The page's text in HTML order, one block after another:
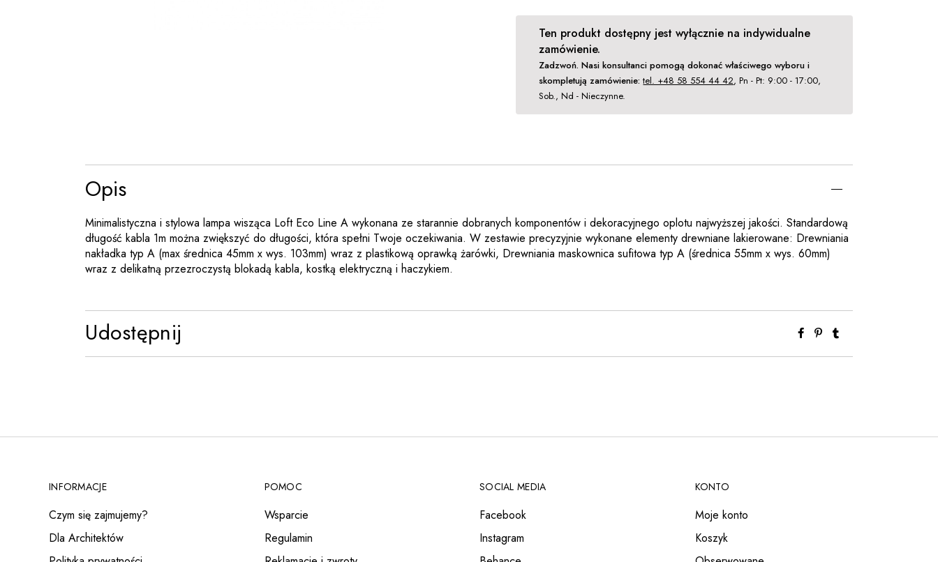
Ten produkt dostępny jest wyłącznie na indywidualne
zamówienie.
Zadzwoń. Nasi konsultanci pomogą dokonać właściwego wyboru i
skompletują zamówienie: tel. +48 58 554 44 42, Pn - Pt: 9:00 - 17:00,
Sob., Nd - Nieczynne.
Opis
Minimalistyczna i stylowa lampa wisząca Loft Eco Line A wykonana ze starannie dobranych komponentów i dekoracyjnego oplotu najwyższej jakości. Standardową
długość kabla 1m można zwiększyć do długości, która spełni Twoje oczekiwania. W zestawie precyzyjnie wykonane elementy drewniane lakierowane: Drewniania
nakładka typ A (max średnica 45mm x wys. 103mm) wraz z plastikową oprawką żarówki, Drewniania maskownica sufitowa typ A (średnica 55mm x wys. 60mm)
wraz z delikatną przezroczystą blokadą kabla, kostką elektryczną i haczykiem.
Udostępnij
INFORMACJE
Czym się zajmujemy?
Dla Architektów
POMOC
Wsparcie
Regulamin
SOCIAL MEDIA
Facebook
Instagram
KONTO
Moje konto
Koszyk